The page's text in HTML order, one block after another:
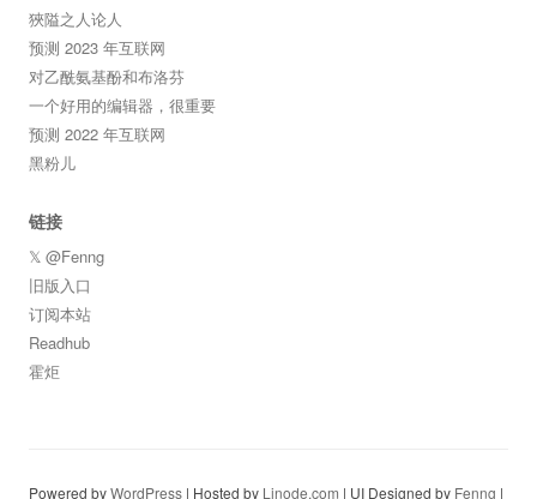
狹隘之人论人
预测 2023 年互联网
对乙酰氨基酚和布洛芬
一个好用的编辑器，很重要
预测 2022 年互联网
黑粉儿
链接
𝕏 @Fenng
旧版入口
订阅本站
Readhub
霍炬
Powered byWordPress | Hosted by Linode.com | UI Designed by Fenng |